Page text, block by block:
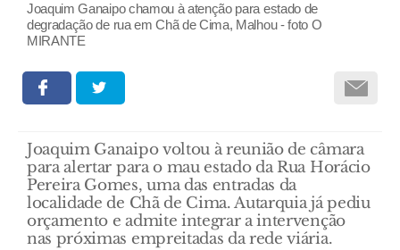
Joaquim Ganaipo chamou à atenção para estado de
degradação de rua em Chã de Cima, Malhou - foto O
MIRANTE
Joaquim Ganaipo voltou à reunião de câmara
para alertar para o mau estado da Rua Horácio
Pereira Gomes, uma das entradas da
localidade de Chã de Cima. Autarquia já pediu
orçamento e admite integrar a intervenção
nas próximas empreitadas da rede viária.